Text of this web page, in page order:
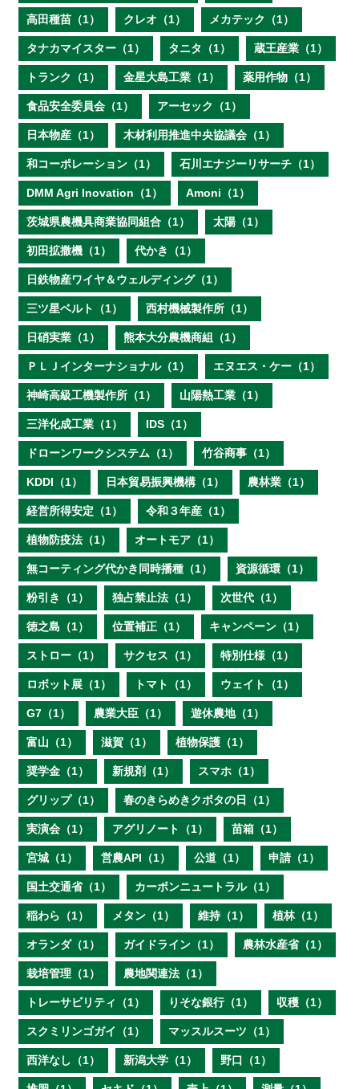
高田種苗（1） クレオ（1） メカテック（1）
タナカマイスター（1） タニタ（1） 蔵王産業（1）
トランク（1） 金星大島工業（1） 薬用作物（1）
食品安全委員会（1） アーセック（1）
日本物産（1） 木材利用推進中央協議会（1）
和コーポレーション（1） 石川エナジーリサーチ（1）
DMM Agri Inovation（1） Amoni（1）
茨城県農機具商業協同組合（1） 太陽（1）
初田拡撒機（1） 代かき（1）
日鉄物産ワイヤ＆ウェルディング（1）
三ツ星ベルト（1） 西村機械製作所（1）
日硝実業（1） 熊本大分農機商組（1）
ＰＬＪインターナショナル（1） エヌエス・ケー（1）
神崎高級工機製作所（1） 山陽熱工業（1）
三洋化成工業（1） IDS（1）
ドローンワークシステム（1） 竹谷商事（1）
KDDI（1） 日本貿易振興機構（1） 農林業（1）
経営所得安定（1） 令和３年産（1）
植物防疫法（1） オートモア（1）
無コーティング代かき同時播種（1） 資源循環（1）
粉引き（1） 独占禁止法（1） 次世代（1）
徳之島（1） 位置補正（1） キャンペーン（1）
ストロー（1） サクセス（1） 特別仕様（1）
ロボット展（1） トマト（1） ウェイト（1）
G7（1） 農業大臣（1） 遊休農地（1）
富山（1） 滋賀（1） 植物保護（1）
奨学金（1） 新規剤（1） スマホ（1）
グリップ（1） 春のきらめきクボタの日（1）
実演会（1） アグリノート（1） 苗箱（1）
宮城（1） 営農API（1） 公道（1） 申請（1）
国土交通省（1） カーボンニュートラル（1）
稲わら（1） メタン（1） 維持（1） 植林（1）
オランダ（1） ガイドライン（1） 農林水産省（1）
栽培管理（1） 農地関連法（1）
トレーサビリティ（1） りそな銀行（1） 収穫（1）
スクミリンゴガイ（1） マッスルスーツ（1）
西洋なし（1） 新潟大学（1） 野口（1）